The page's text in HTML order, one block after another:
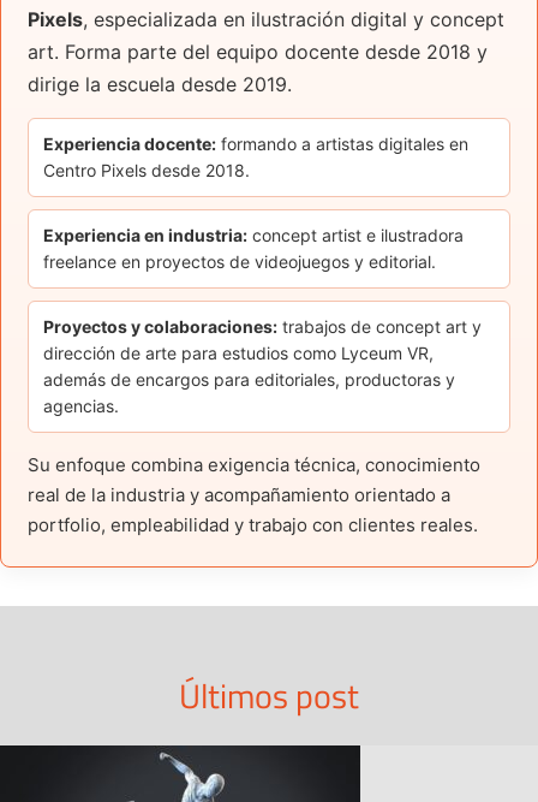
Pixels, especializada en ilustración digital y concept
art. Forma parte del equipo docente desde 2018 y
dirige la escuela desde 2019.
Experiencia docente: formando a artistas digitales en
Centro Pixels desde 2018.
Experiencia en industria: concept artist e ilustradora
freelance en proyectos de videojuegos y editorial.
Proyectos y colaboraciones: trabajos de concept art y
dirección de arte para estudios como Lyceum VR,
además de encargos para editoriales, productoras y
agencias.
Su enfoque combina exigencia técnica, conocimiento
real de la industria y acompañamiento orientado a
portfolio, empleabilidad y trabajo con clientes reales.
Últimos post